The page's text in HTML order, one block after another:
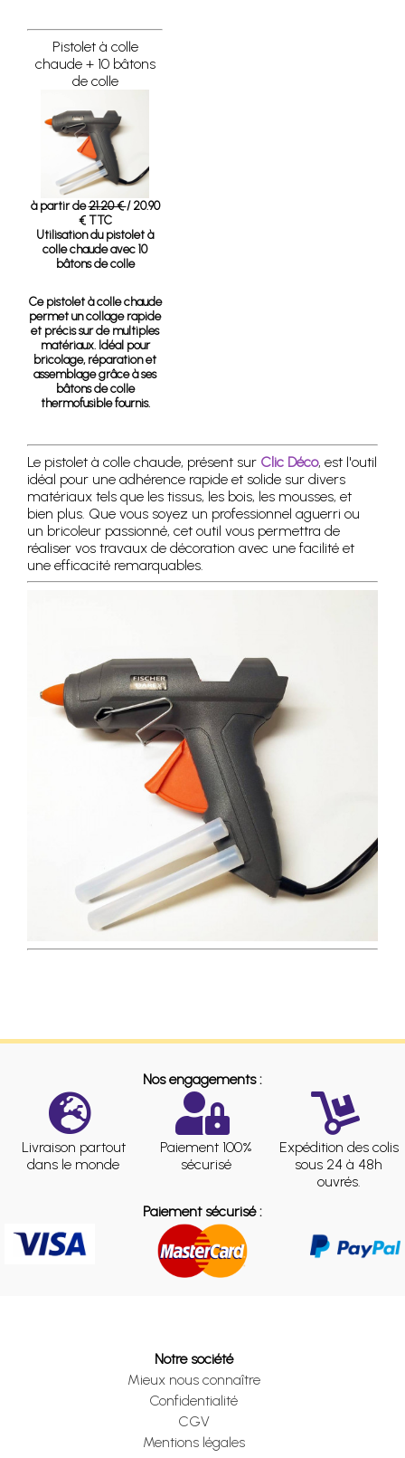
Pistolet à colle
chaude + 10 bâtons
de colle
à partir de21.20 €/ 20.90
€ TTC
Utilisation du pistolet à
colle chaude avec 10
bâtons de colle
Ce pistolet à colle chaude
permet un collage rapide
et précis sur de multiples
matériaux. Idéal pour
bricolage, réparation et
assemblage grâce à ses
bâtons de colle
thermofusible fournis.
Le pistolet à colle chaude, présent sur Clic Déco, est l'outil
idéal pour une adhérence rapide et solide sur divers
matériaux tels que les tissus, les bois, les mousses, et
bien plus. Que vous soyez un professionnel aguerri ou
un bricoleur passionné, cet outil vous permettra de
réaliser vos travaux de décoration avec une facilité et
une efficacité remarquables.
Nos engagements :
Livraison partout
dans le monde
Paiement 100%
sécurisé
Expédition des colis
sous 24 à 48h
ouvrés.
Paiement sécurisé :
Notre société
Mieux nous connaître
Confidentialité
CGV
Mentions légales